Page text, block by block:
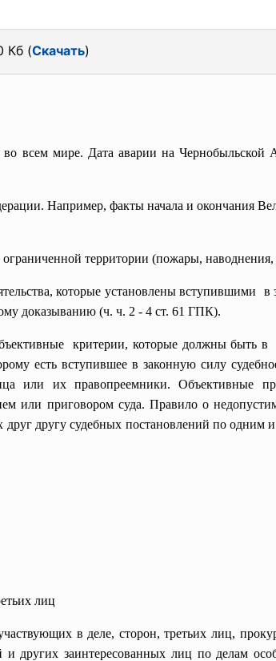
Кб (Скачать)
всем мире. Дата аварии на Чернобыльской
Например, факты начала и окончания
территории (пожары,
которые установленывступившими в
доказыванию (ч. ч. 2 - 4 ст. 61 ГПК).
критерии, которые должны быть
есть вступившее в законную силу
или их правопреемники. Объективные
или приговором суда. Правило о
друг другу судебных постановлений по одним
лиц
в деле, сторон, третьих лиц,
и других заинтересованных лиц по делам